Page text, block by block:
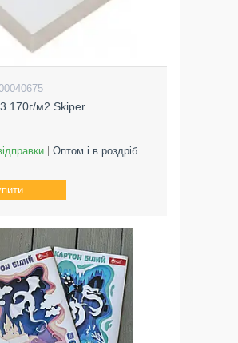
170г/м2 Skiper
Оптом і в роздріб